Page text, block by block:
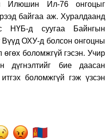
Илюшин Ил-76 онгоцыг
байгаа аж. Хуралдаанд
НҮБ-д суугаа Байнгын
Вүүд ОХУ-д болсон онгоцны
боломжгүй гэсэн. Учир
дүгнэлтийг бие даасан
боломжгүй гэж үзсэн